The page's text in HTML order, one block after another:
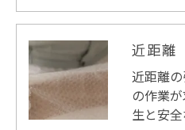
近距離
近距離
の作業
生と安